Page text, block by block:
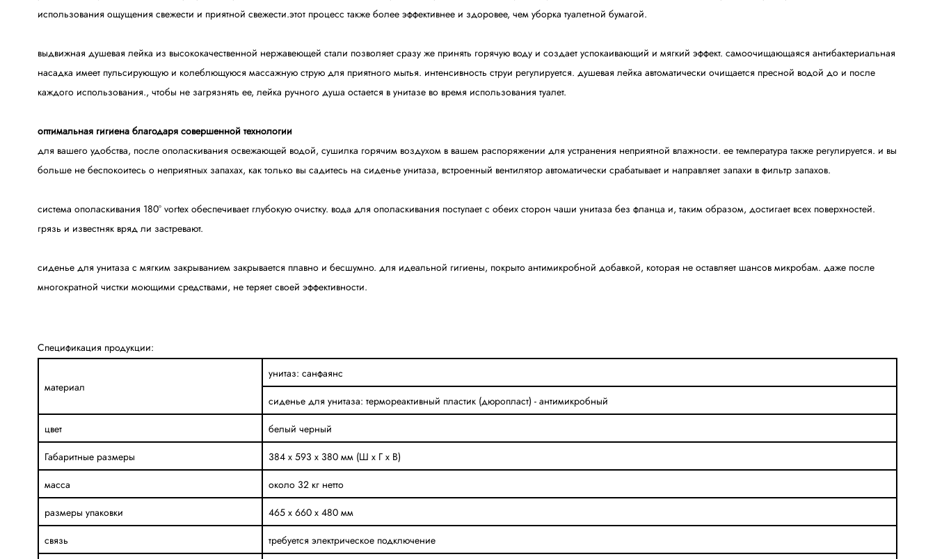
использования ощущения свежести и приятной свежести.этот процесс также более эффективнее и здоровее, чем уборка туалетной бумагой.
выдвижная душевая лейка из высококачественной нержавеющей стали позволяет сразу же принять горячую воду и создает успокаивающий и мягкий эффект. самоочищающаяся антибактериальная
насадка имеет пульсирующую и колеблющуюся массажную струю для приятного мытья. интенсивность струи регулируется. душевая лейка автоматически очищается пресной водой до и после
каждого использования., чтобы не загрязнять ее, лейка ручного душа остается в унитазе во время использования туалет.
оптимальная гигиена благодаря совершенной технологии
для вашего удобства, после ополаскивания освежающей водой, сушилка горячим воздухом в вашем распоряжении для устранения неприятной влажности. ее температура также регулируется. и вы
больше не беспокоитесь о неприятных запахах, как только вы садитесь на сиденье унитаза, встроенный вентилятор автоматически срабатывает и направляет запахи в фильтр запахов.
система ополаскивания 180° vortex обеспечивает глубокую очистку. вода для ополаскивания поступает с обеих сторон чаши унитаза без фланца и, таким образом, достигает всех поверхностей.
грязь и известняк вряд ли застревают.
сиденье для унитаза с мягким закрыванием закрывается плавно и бесшумно. для идеальной гигиены, покрыто антимикробной добавкой, которая не оставляет шансов микробам. даже после
многократной чистки моющими средствами, не теряет своей эффективности.
Спецификация продукции:
материал
унитаз: санфаянс
сиденье для унитаза: термореактивный пластик (дюропласт) - антимикробный
цвет
белый черный
Габаритные размеры
384 х 593 х 380 мм (Ш х Г х В)
масса
около 32 кг нетто
размеры упаковки
465 х 660 х 480 мм
связь
требуется электрическое подключение